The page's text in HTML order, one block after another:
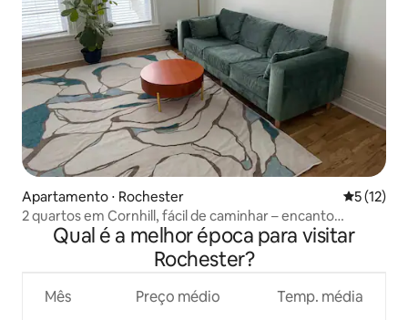
Apartamento ⋅ Rochester 5 de uma
5 (12)
2 quartos em Cornhill, fácil de caminhar – encanto
histórico + estacionamento
Qual é a melhor época para visitar
Rochester?
Mês Preço médio Temp. média